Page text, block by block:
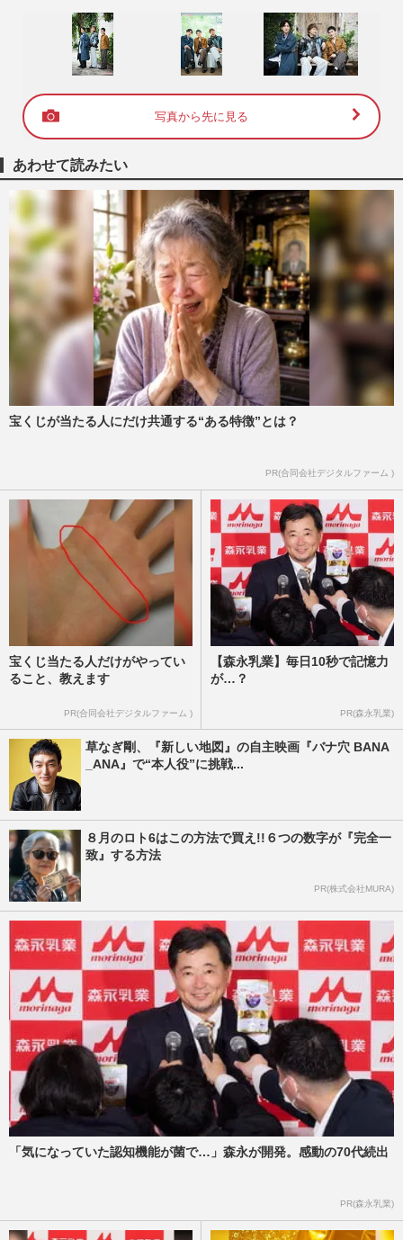
写真から先に見る
あわせて読みたい
宝くじが当たる人にだけ共通する“ある特徴”とは？
PR(合同会社デジタルファーム )
宝くじ当たる人だけがやってい
ること、教えます
PR(合同会社デジタルファーム )
【森永乳業】毎日10秒で記憶力
が…？
PR(森永乳業)
草なぎ剛、『新しい地図』の自主映画『バナ穴 BANA
_ANA』で“本人役”に挑戦...
８月のロト6はこの方法で買え!!６つの数字が『完全一
致』する方法
PR(株式会社MURA)
「気になっていた認知機能が菌で…」森永が開発。感動の70代続出
PR(森永乳業)